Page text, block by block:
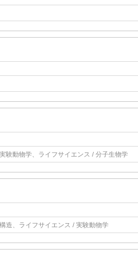
験動物学、ライフサイエンス / 分子生物学
造、ライフサイエンス / 実験動物学